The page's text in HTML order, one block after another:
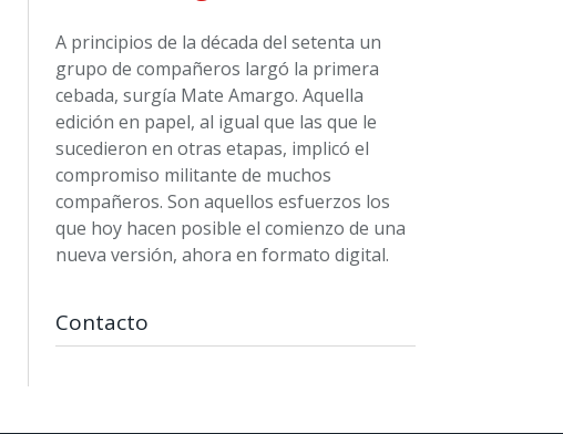
A principios de la década del setenta un
grupo de compañeros largó la primera
cebada, surgía Mate Amargo. Aquella
edición en papel, al igual que las que le
sucedieron en otras etapas, implicó el
compromiso militante de muchos
compañeros. Son aquellos esfuerzos los
que hoy hacen posible el comienzo de una
nueva versión, ahora en formato digital.
Contacto